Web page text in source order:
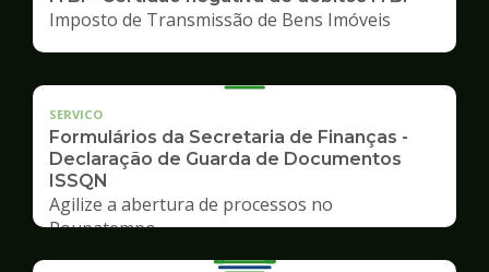
Imposto de Transmissão de Bens Imóveis
SERVICO
Formulários da Secretaria de Finanças -
Declaração de Guarda de Documentos
ISSQN
Agilize a abertura de processos no
Poupatempo